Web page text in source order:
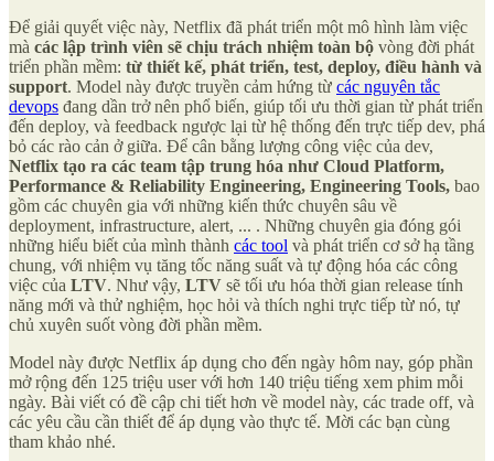
Để giải quyết việc này, Netflix đã phát triển một mô hình làm việc
mà các lập trình viên sẽ chịu trách nhiệm toàn bộ vòng đời phát
triển phần mềm: từ thiết kế, phát triển, test, deploy, điều hành và
support. Model này được truyền cảm hứng từ các nguyên tắc
devops đang dần trở nên phổ biến, giúp tối ưu thời gian từ phát triển
đến deploy, và feedback ngược lại từ hệ thống đến trực tiếp dev, phá
bỏ các rào cản ở giữa. Để cân bằng lượng công việc của dev,
Netflix tạo ra các team tập trung hóa như Cloud Platform,
Performance & Reliability Engineering, Engineering Tools, bao
gồm các chuyên gia với những kiến thức chuyên sâu về
deployment, infrastructure, alert, ... . Những chuyên gia đóng gói
những hiểu biết của mình thành các tool và phát triển cơ sở hạ tầng
chung, với nhiệm vụ tăng tốc năng suất và tự động hóa các công
việc của LTV. Như vậy, LTV sẽ tối ưu hóa thời gian release tính
năng mới và thử nghiệm, học hỏi và thích nghi trực tiếp từ nó, tự
chủ xuyên suốt vòng đời phần mềm.
Model này được Netflix áp dụng cho đến ngày hôm nay, góp phần
mở rộng đến 125 triệu user với hơn 140 triệu tiếng xem phim mỗi
ngày. Bài viết có đề cập chi tiết hơn về model này, các trade off, và
các yêu cầu cần thiết để áp dụng vào thực tế. Mời các bạn cùng
tham khảo nhé.